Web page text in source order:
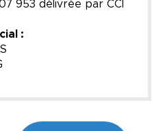
953 délivrée par CCI
: